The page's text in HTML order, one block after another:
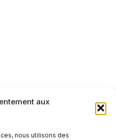
aux
nous utilisons des